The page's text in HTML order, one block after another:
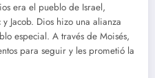
era el pueblo de Israel,
Jacob. Dios hizo una alianza
especial. A través de Moisés,
para seguir y les prometió la